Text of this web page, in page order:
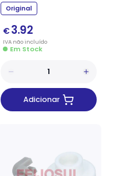
Original
€ 3.92
IVA nãoincluído
Em Stock
Adicionar